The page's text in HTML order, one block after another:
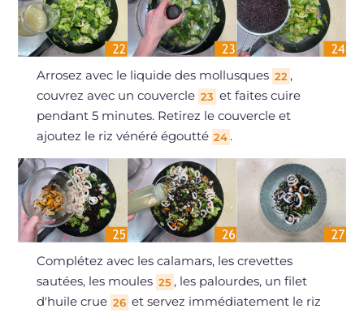
Arrosez avec le liquide des mollusques 22 ,
couvrez avec un couvercle 23 et faites cuire
pendant 5 minutes. Retirez le couvercle et
ajoutez le riz vénéré égoutté 24 .
Complétez avec les calamars, les crevettes
sautées, les moules 25 , les palourdes, un filet
d'huile crue 26 et servez immédiatement le riz